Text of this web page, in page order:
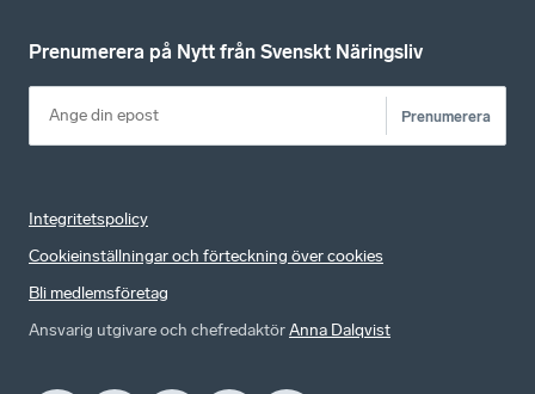
Prenumerera på Nytt från Svenskt Näringsliv
Prenumerera
Integritetspolicy
Cookieinställningar och förteckning över cookies
Bli medlemsföretag
Ansvarig utgivare och chefredaktörAnna Dalqvist